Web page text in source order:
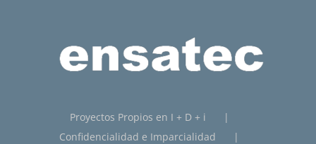
Proyectos Propios en I + D + i
Confidencialidad e Imparcialidad